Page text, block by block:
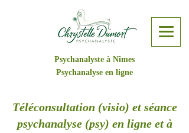
Psychanalyste à Nîmes
Psychanalyse en ligne
Téléconsultation (visio) et séance
psychanalyse (psy) en ligne et à